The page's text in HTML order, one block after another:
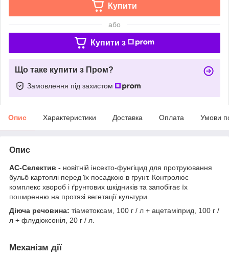
Купити
або
Купити з
Що таке купити з Пром?
Замовлення під захистом
Опис Характеристики Доставка Оплата Умови
Опис
АС-Селектив - новітній інсекто-фунгіцид для протруювання
бульб картоплі перед їх посадкою в грунт. Контролює
комплекс хвороб і ґрунтових шкідників та запобігає їх
поширенню на протязі вегетації культури.
Діюча речовина: тіаметоксам, 100 г / л + ацетаміприд, 100 г /
л + флудіоксоніл, 20 г / л.
Механізм дії